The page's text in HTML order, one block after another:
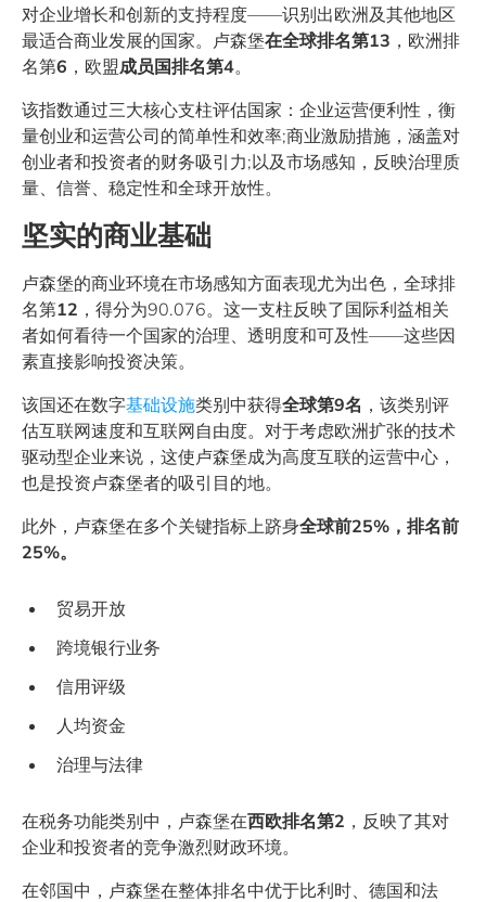
对企业增长和创新的支持程度——识别出欧洲及其他地区
最适合商业发展的国家。卢森堡在全球排名第13 ，欧洲排
名第6 ，欧盟成员国排名第4。
该指数通过三大核心支柱评估国家：企业运营便利性，衡
量创业和运营公司的简单性和效率;商业激励措施，涵盖对
创业者和投资者的财务吸引力;以及市场感知，反映治理质
量、信誉、稳定性和全球开放性。
坚实的商业基础
卢森堡的商业环境在市场感知方面表现尤为出色，全球排
名第12 ，得分为90.076。这一支柱反映了国际利益相关
者如何看待一个国家的治理、透明度和可及性——这些因
素直接影响投资决策。
该国还在数字基础设施类别中获得全球第9名 ，该类别评
估互联网速度和互联网自由度。对于考虑欧洲扩张的技术
驱动型企业来说，这使卢森堡成为高度互联的运营中心，
也是投资卢森堡者的吸引目的地。
此外，卢森堡在多个关键指标上跻身全球前25%，排名前
25%。
贸易开放
跨境银行业务
信用评级
人均资金
治理与法律
在税务功能类别中，卢森堡在西欧排名第2 ，反映了其对
企业和投资者的竞争激烈财政环境。
在邻国中，卢森堡在整体排名中优于比利时、德国和法